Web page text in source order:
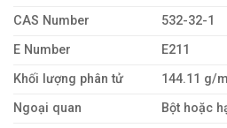
CAS Number
532-32-1
E Number
E211
Khối lượng phân tử
144.11 g/
Ngoại quan
Bột hoặc